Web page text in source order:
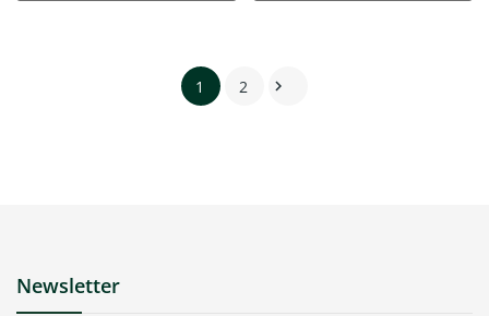
1 2 
Newsletter